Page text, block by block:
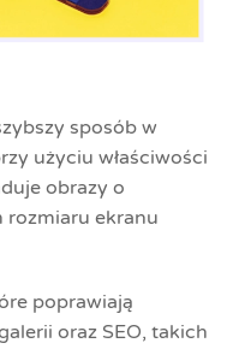
sposób w
użyciu właściwości
obrazy o
rozmiaru ekranu
poprawiają
oraz SEO, takich